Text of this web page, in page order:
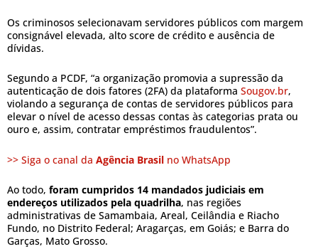
Os criminosos selecionavam servidores públicos com margem
consignável elevada, alto score de crédito e ausência de
dívidas.
Segundo a PCDF, “a organização promovia a supressão da
autenticação de dois fatores (2FA) da plataforma Sougov.br,
violando a segurança de contas de servidores públicos para
elevar o nível de acesso dessas contas às categorias prata ou
ouro e, assim, contratar empréstimos fraudulentos”.
>> Siga o canal da Agência Brasil no WhatsApp
Ao todo, foram cumpridos 14 mandados judiciais em
endereços utilizados pela quadrilha, nas regiões
administrativas de Samambaia, Areal, Ceilândia e Riacho
Fundo, no Distrito Federal; Aragarças, em Goiás; e Barra do
Garças, Mato Grosso.